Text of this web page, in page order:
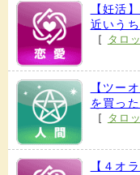
【妊活
近いう
[ タロ
【ツー
を買っ
[ タロ
【４オ